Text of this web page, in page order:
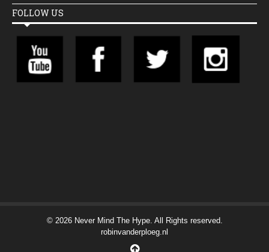
FOLLOW US
© 2026 Never Mind The Hype. All Rights reserved.
robinvanderploeg.nl